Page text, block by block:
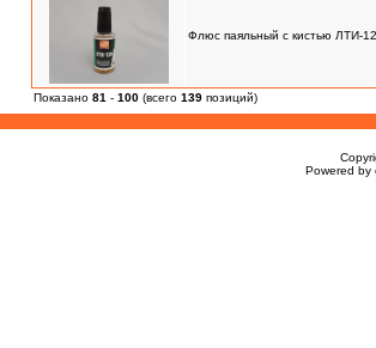
Флюс паяльный с кистью ЛТИ-
Показано 81 - 100 (всего 139 позиций)
Powered by